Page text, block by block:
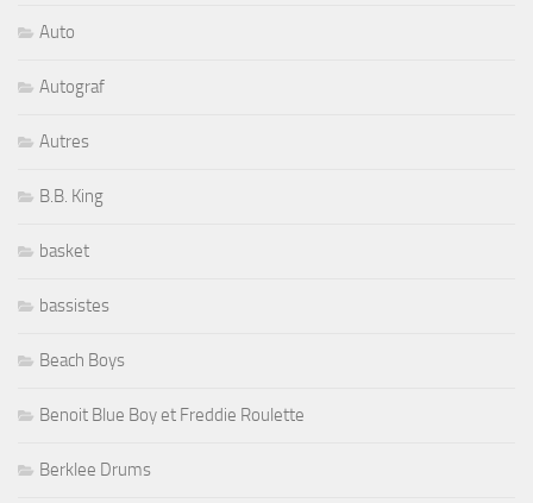
Auto
Autograf
Autres
B.B. King
basket
bassistes
Beach Boys
Benoit Blue Boy et Freddie Roulette
Berklee Drums